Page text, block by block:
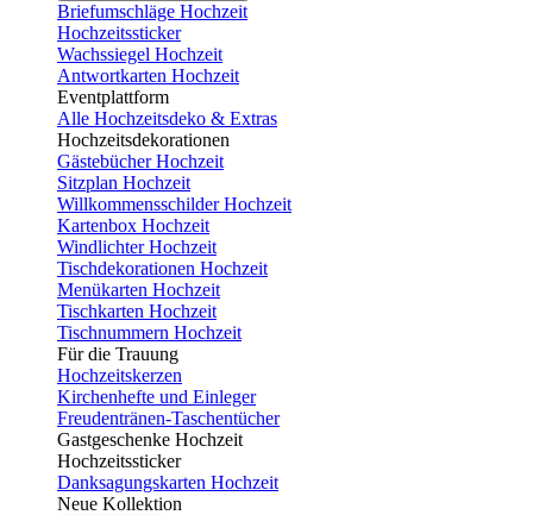
Briefumschläge Hochzeit
Hochzeitssticker
Wachssiegel Hochzeit
Antwortkarten Hochzeit
Eventplattform
Alle Hochzeitsdeko & Extras
Hochzeitsdekorationen
Gästebücher Hochzeit
Sitzplan Hochzeit
Willkommensschilder Hochzeit
Kartenbox Hochzeit
Windlichter Hochzeit
Tischdekorationen Hochzeit
Menükarten Hochzeit
Tischkarten Hochzeit
Tischnummern Hochzeit
Für die Trauung
Hochzeitskerzen
Kirchenhefte und Einleger
Freudentränen-Taschentücher
Gastgeschenke Hochzeit
Hochzeitssticker
Danksagungskarten Hochzeit
Neue Kollektion